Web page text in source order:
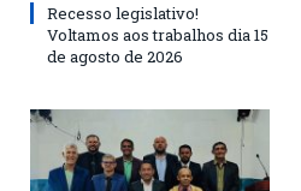
Recesso legislativo!
Voltamos aos trabalhos dia 15
de agosto de 2026